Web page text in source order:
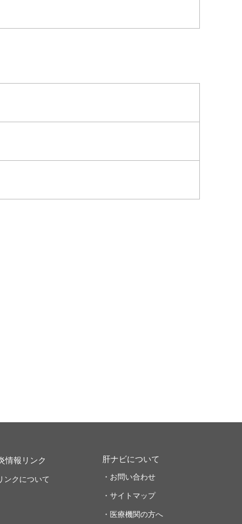
情報リンク
ンクについて
肝ナビについて
・お問い合わせ
・サイトマップ
・医療機関の方へ